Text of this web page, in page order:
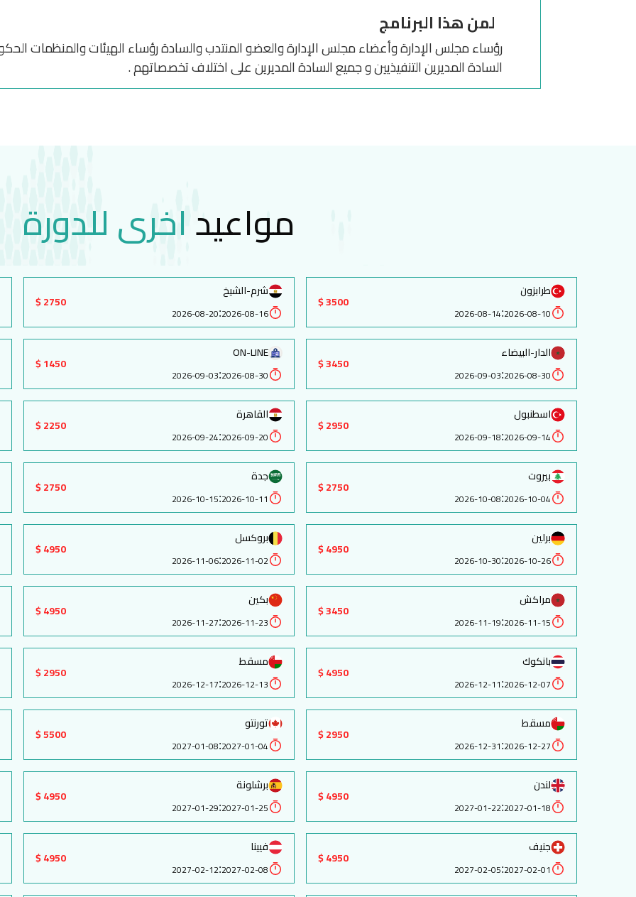
لمن هذا البرنامج
رؤساء مجلس الإدارة وأعضاء مجلس الإدارة والعضو المنتدب والسادة رؤساء الهيئات والمنظمات
السادة المديرين التنفيذيين و جميع السادة المديرين على اختلاف تخصصاتهم .
مواعيداخرى للدورة
طرابزون
2026-08-10
:
2026-08-14
3500 $
شرم-الشيخ
2026-08-16
:
2026-08-20
2750 $
الدار-البيضاء
2026-08-30
:
2026-09-03
3450 $
ON-LINE
2026-08-30
:
2026-09-03
1450 $
اسطنبول
2026-09-14
:
2026-09-18
2950 $
القاهرة
2026-09-20
:
2026-09-24
2250 $
بيروت
2026-10-04
:
2026-10-08
2750 $
جدة
2026-10-11
:
2026-10-15
2750 $
برلين
2026-10-26
:
2026-10-30
4950 $
بروكسل
2026-11-02
:
2026-11-06
4950 $
مراكش
2026-11-15
:
2026-11-19
3450 $
بكين
2026-11-23
:
2026-11-27
4950 $
بانكوك
2026-12-07
:
2026-12-11
4950 $
مسقط
2026-12-13
:
2026-12-17
2950 $
مسقط
2026-12-27
:
2026-12-31
2950 $
تورنتو
2027-01-04
:
2027-01-08
5500 $
لندن
2027-01-18
:
2027-01-22
4950 $
برشلونة
2027-01-25
:
2027-01-29
4950 $
جنيف
2027-02-01
:
2027-02-05
4950 $
فيينا
2027-02-08
:
2027-02-12
4950 $